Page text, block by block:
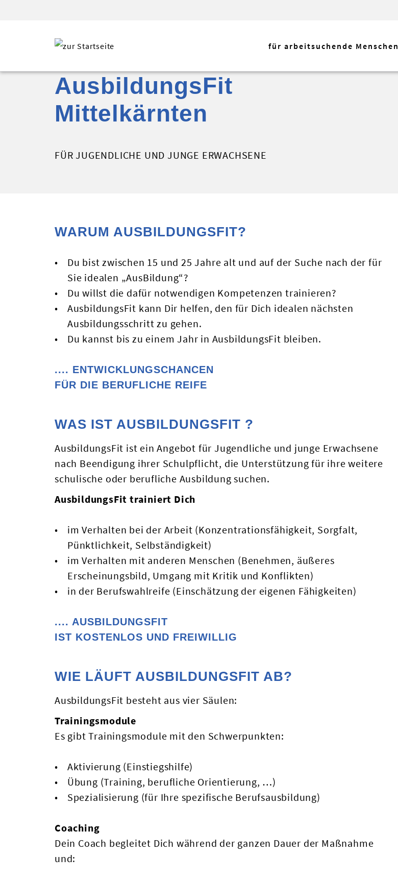
für arbeitsuchende Menschen
AusbildungsFit
Mittelkärnten
FÜR JUGENDLICHE UND JUNGE ERWACHSENE
WARUM AUSBILDUNGSFIT?
Du bist zwischen 15 und 25 Jahre alt und auf der Suche nach der für
Sie idealen „AusBildung“?
Du willst die dafür notwendigen Kompetenzen trainieren?
AusbildungsFit kann Dir helfen, den für Dich idealen nächsten
Ausbildungsschritt zu gehen.
Du kannst bis zu einem Jahr in AusbildungsFit bleiben.
.... ENTWICKLUNGSCHANCEN
FÜR DIE BERUFLICHE REIFE
WAS IST AUSBILDUNGSFIT ?
AusbildungsFit ist ein Angebot für Jugendliche und junge Erwachsene
nach Beendigung ihrer Schulpflicht, die Unterstützung für ihre weitere
schulische oder berufliche Ausbildung suchen.
AusbildungsFit trainiert Dich
im Verhalten bei der Arbeit (Konzentrationsfähigkeit, Sorgfalt,
Pünktlichkeit, Selbständigkeit)
im Verhalten mit anderen Menschen (Benehmen, äußeres
Erscheinungsbild, Umgang mit Kritik und Konflikten)
in der Berufswahlreife (Einschätzung der eigenen Fähigkeiten)
.... AUSBILDUNGSFIT
IST KOSTENLOS UND FREIWILLIG
WIE LÄUFT AUSBILDUNGSFIT AB?
AusbildungsFit besteht aus vier Säulen:
Trainingsmodule
Es gibt Trainingsmodule mit den Schwerpunkten:
Aktivierung (Einstiegshilfe)
Übung (Training, berufliche Orientierung, …)
Spezialisierung (für Ihre spezifische Berufsausbildung)
Coaching
Dein Coach begleitet Dich während der ganzen Dauer der Maßnahme
und: